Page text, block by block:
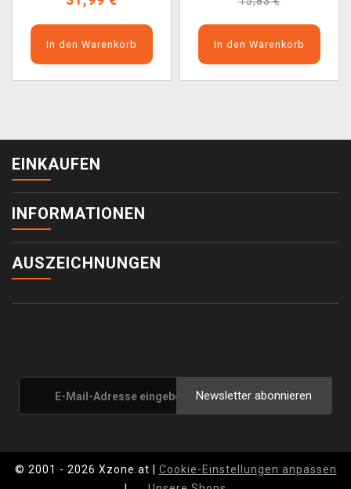
In den Warenkorb In den Warenkorb
EINKAUFEN
INFORMATIONEN
AUSZEICHNUNGEN
Newsletter abonnieren
© 2001 - 2026 Xzone.at | Cookie-Einstellungen anpassen